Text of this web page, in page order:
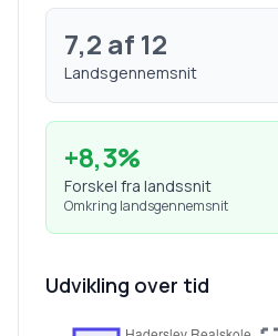
7,2 af 12
Landsgennemsnit
+8,3%
Forskel fra landssnit
Omkring landsgennemsnit
Udvikling over tid